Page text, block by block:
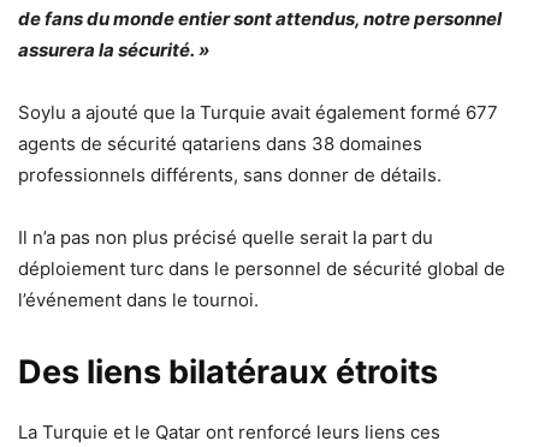
de fans du monde entier sont attendus, notre personnel
assurera la sécurité. »
Soylu a ajouté que la Turquie avait également formé 677
agents de sécurité qatariens dans 38 domaines
professionnels différents, sans donner de détails.
Il n’a pas non plus précisé quelle serait la part du
déploiement turc dans le personnel de sécurité global de
l’événement dans le tournoi.
Des liens bilatéraux étroits
La Turquie et le Qatar ont renforcé leurs liens ces